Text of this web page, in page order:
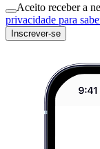
Aceito receber a
privacidade para
Inscrever-se